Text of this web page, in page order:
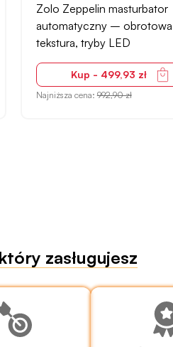
Zolo Zeppelin masturbator
automatyczny – obrotowa
tekstura, tryby LED
Kup - 499,93 zł
Najniższa cena:992,90 zł
zasługujesz